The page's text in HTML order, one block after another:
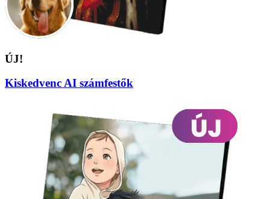
ÚJ!
Kiskedvenc AI számfestők